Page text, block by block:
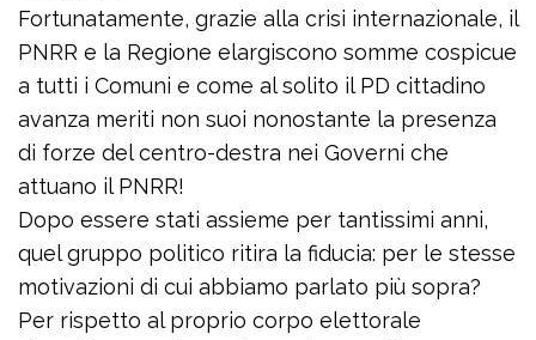
Fortunatamente, grazie alla crisi internazionale, il
PNRR e la Regione elargiscono somme cospicue
a tutti i Comuni e come al solito il PD cittadino
avanza meriti non suoi nonostante la presenza
di forze del centro-destra nei Governi che
attuano il PNRR!
Dopo essere stati assieme per tantissimi anni,
quel gruppo politico ritira la fiducia: per le stesse
motivazioni di cui abbiamo parlato più sopra?
Per rispetto al proprio corpo elettorale